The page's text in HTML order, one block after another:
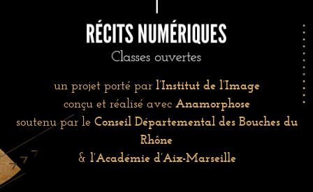
un projet porté parl’Institut de l’Image
conçu et réalisé avec Anamorphose
soutenu par le Conseil Départemental des Bouches du
Rhône
& l’Académie d’Aix-Marseille